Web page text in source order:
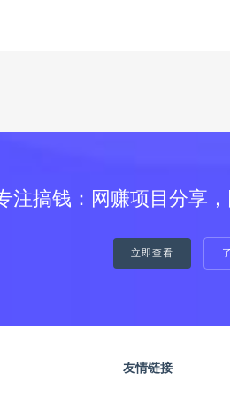
注搞钱：网赚项目分享
立即查看
友情链接